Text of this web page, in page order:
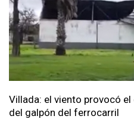
Villada: el viento provocó
del galpón del ferrocarril